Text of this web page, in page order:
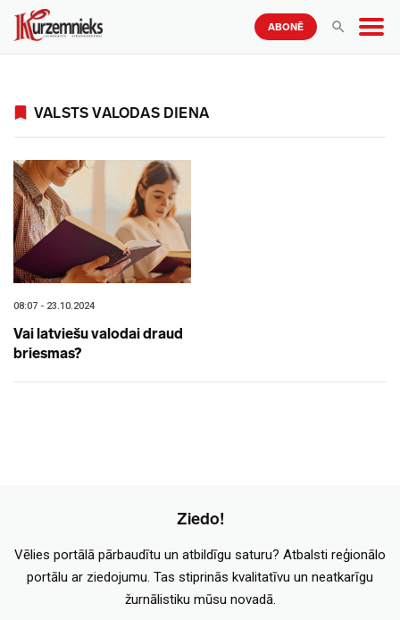
ABONĒ
VALSTS VALODAS DIENA
08:07 - 23.10.2024
Vai latviešu valodai draud
briesmas?
Ziedo!
Vēlies portālā pārbaudītu un atbildīgu saturu? Atbalsti reģionālo
portālu ar ziedojumu. Tas stiprinās kvalitatīvu un neatkarīgu
žurnālistiku mūsu novadā.